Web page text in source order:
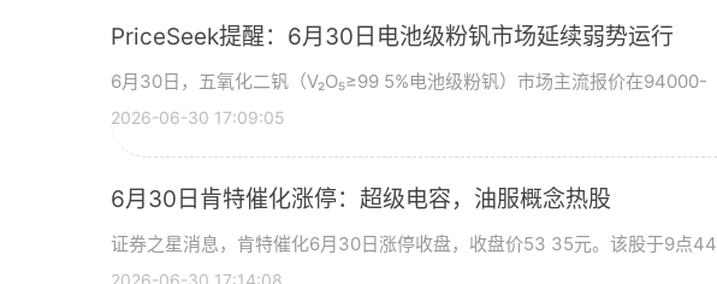
PriceSeek提醒：6月30日电池级粉钒市场延续弱势运行
6月30日，五氧化二钒（V₂O₅≥99 5%电池级粉钒）市场主流报价在94000-
2026-06-30 17:09:05
6月30日肯特催化涨停：超级电容，油服概念热股
证券之星消息，肯特催化6月30日涨停收盘，收盘价53 35元。该股于9点44
2026-06-30 17:14:08